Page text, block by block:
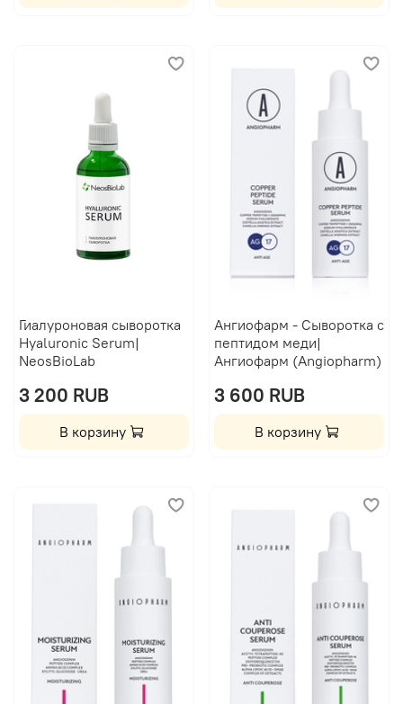
Гиалуроновая сыворотка
Hyaluronic Serum|
NeosBioLab
3 200 RUB
В корзину
Ангиофарм - Сыворотка с
пептидом меди|
Ангиофарм (Angiopharm)
3 600 RUB
В корзину